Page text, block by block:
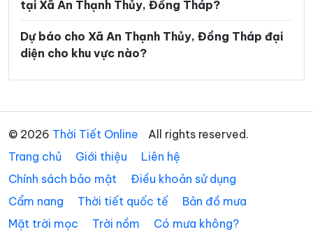
Xã Mỹ Tịnh An Xã Ngũ Hiệp
Xã Phong Hòa Xã Phong Mỹ
Xã Phương Thịnh Xã Tân Điền
Xã Tân Đông Xã Tân Dương
Xã Tân Hộ Cơ Xã Tân Hòa
Xã Tân Hồng Xã Tân Hương
tại Xã An Thạnh Thủy, Đồng Tháp?
Dự báo cho Xã An Thạnh Thủy, Đồng Tháp đại
diện cho khu vực nào?
© 2026 Thời Tiết Online
All rights reserved.
Trang chủ
Giới thiệu
Liên hệ
Chính sách bảo mật
Điều khoản sử dụng
Cẩm nang
Thời tiết quốc tế
Bản đồ mưa
Mặt trời mọc
Trời nồm Có mưa không?